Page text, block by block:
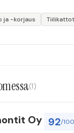
ja -korjaus
(1)
92/100
Oy